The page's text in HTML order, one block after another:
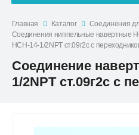
Главная Каталог
Соединения
Соединения ниппельные навертные
НСН-14-1/2NPT ст.09г2с с
Соединение
1/2NPT ст.09г2с с